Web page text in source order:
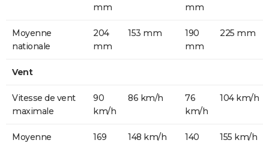
mm
mm
Moyenne
nationale
204
mm
153 mm
190
mm
225 mm
Vent
Vitesse de vent
maximale
90
km/h
86 km/h
76
km/h
104 km/h
Moyenne
169
148 km/h
140
155 km/h